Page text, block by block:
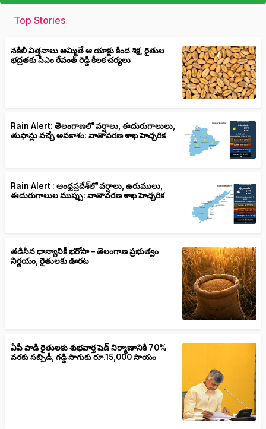
Top Stories
నకిలీ విత్తనాలు అమ్మితే ఆ యాక్టు కింద శిక్ష, రైతుల
భద్రతకు సీఎం రేవంత్ రెడ్డి కీలక చర్యలు
Rain Alert: తెలంగాణలో వర్షాలు, ఈదురుగాలులు,
తుఫాన్లు వచ్చే అవకాశం: వాతావరణ శాఖ హెచ్చరిక
Rain Alert : ఆంధ్రప్రదేశ్‌లో వర్షాలు, ఉరుములు,
ఈదురుగాలుల ముప్పు: వాతావరణ శాఖ హెచ్చరిక
తడిసిన ధాన్యానికీ భరోసా – తెలంగాణ ప్రభుత్వం
నిర్ణయం, రైతులకు ఊరట
ఏపీ పాడి రైతులకు శుభవార్త షెడ్ నిర్మాణానికి 70%
వరకు సబ్సిడీ, గడ్డి సాగుకు రూ.15,000 సాయం